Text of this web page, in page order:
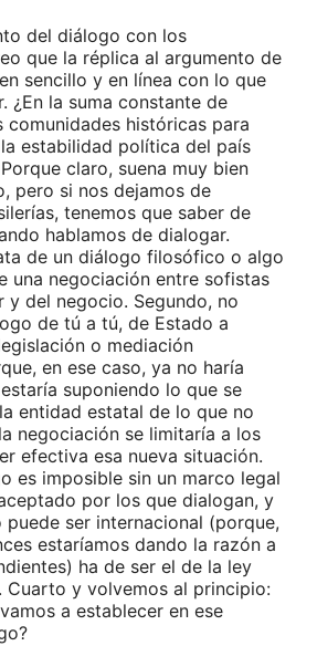
del diálogo con los
que la réplica al argumento de
sencillo y en línea con lo que
¿En la suma constante de
comunidades históricas para
estabilidad política del país
claro, suena muy bien
pero si nos dejamos de
tenemos que saber de
hablamos de dialogar.
de un diálogo filosófico o algo
una negociación entre sofistas
y del negocio. Segundo, no
de tú a tú, de Estado a
o mediación
en ese caso, ya no haría
suponiendo lo que se
entidad estatal de lo que no
negociación se limitaría a los
efectiva esa nueva situación.
es imposible sin un marco legal
por los que dialogan, y
ser internacional (porque,
estaríamos dando la razón a
ha de ser el de la ley
Cuarto y volvemos al principio:
a establecer en ese